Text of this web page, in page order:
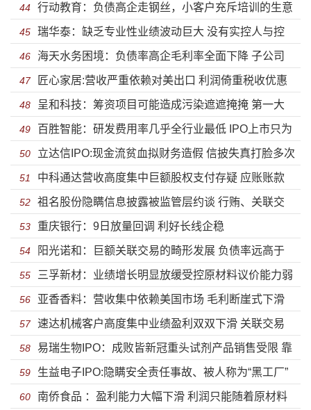
利率不及行业一半
44 行动教育：负债高企走钢丝，小客户充斥培训的生意
还能做几年？
45 瑞华泰：缺乏专业性业绩波动巨大 没有实控人与控
股股东以后到底谁说了算？
46 海天水务困境：负债率高企毛利率全面下降 子公司
一地鸡毛偿债能力远低于同行
47 匠心家居:营收严重依赖对美出口 利润倚重税收优惠
贸易摩擦加剧应收风险
48 呈和科技：筹资项目可能造成污染遮遮掩掩 第一大
供应商为“一个人”的公司
49 百胜智能：研发费用率几乎全行业最低 IPO上市只为
圈钱？
50 立达信IPO:现金流贫血拟财务造假 信披失真打脸多次
违规违法
51 中科通达营收高度集中巨额股权支付存疑 应账账款
飙升毛利率大幅下滑负债率畸高
52 祖名股份隐瞒信息披露被监管层约谈 行贿、关联交
易全被翻出来了令人嘘叹
53 重庆银行：9日放量回调 利好长线企稳
54 阳光诺和：巨额关联交易的畸形发展 负债率远高于
同行盈利能力出现波动
55 三孚新材：业绩增长明显放缓受控原材料议价能力弱
现金流承压募资高比例补血
56 亚香香料：营收集中依赖美国市场 毛利断崖式下滑
危机时刻高悬
57 速达机械客户高度集中业绩盈利双双下滑 关联交易
复杂涉同业竞争
58 易瑞生物IPO：成败皆新冠重头试剂产品销售受限 靠
政府补助供应商堪忧
59 生益电子IPO:隐瞒安全责任事故、被人称为“黑工厂”
也能上市？
60 南侨食品 ：盈利能力大幅下滑 利润只能随着原材料